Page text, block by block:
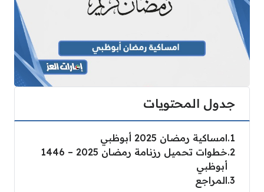
جدول المحتويات
1 امساكية رمضان 2025 أبوظبي
2
خطوات تحميل رزنامة رمضان 2025 – 1446
أبوظبي
3 المراجع